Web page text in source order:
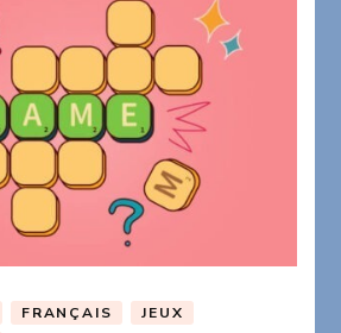
FRANÇAIS
JEUX